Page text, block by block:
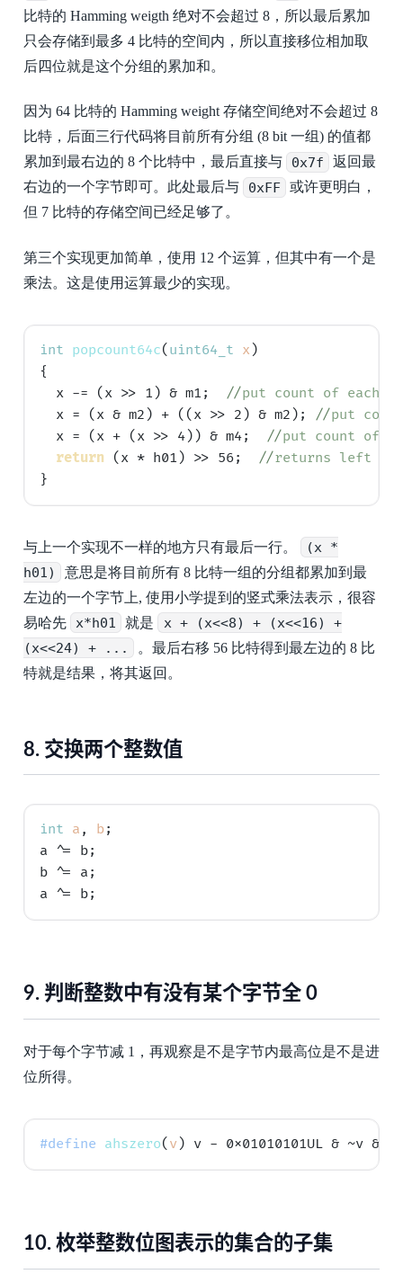
比特的 Hamming weigth 绝对不会超过 8，所以最后累加
只会存储到最多 4 比特的空间内，所以直接移位相加取
后四位就是这个分组的累加和。
因为 64 比特的 Hamming weight 存储空间绝对不会超过 8
比特，后面三行代码将目前所有分组 (8 bit 一组) 的值都
累加到最右边的 8 个比特中，最后直接与
0x7f
返回最
右边的一个字节即可。此处最后与
0xFF 或许更明白，
但 7 比特的存储空间已经足够了。
第三个实现更加简单，使用 12 个运算，但其中有一个是
乘法。这是使用运算最少的实现。
int popcount64c( uint64_t x )
{
  x -= (x >> 1) & m1;
//put count of each
  x = (x & m2) + ((x >> 2) & m2);
//put
  x = (x + (x >> 4)) & m4;
//put count of
return (x * h01) >> 56; //returns left 8
与上一个实现不一样的地方只有最后一行。
(x *
h01)
意思是将目前所有 8 比特一组的分组都累加到最
左边的一个字节上, 使用小学提到的竖式乘法表示，很容
易哈先 x*h01 就是
x + (x<<8) + (x<<16) +
(x<<24) + ...
。最后右移 56 比特得到最左边的 8 比
特就是结果，将其返回。
8.交换两个整数值
int a , b;
a ^= b;
b ^= a;
9.判断整数中有没有某个字节全 0
对于每个字节减 1，再观察是不是字节内最高位是不是进
位所得。
#define ahszero( v
10.枚举整数位图表示的集合的子集